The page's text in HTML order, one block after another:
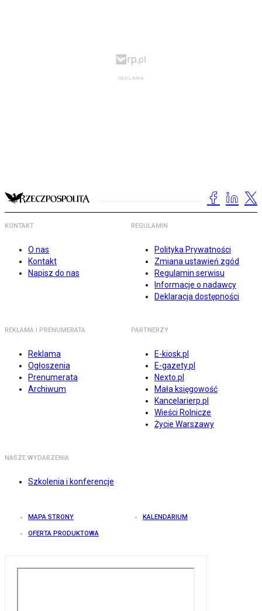
KONTAKT
O nas
Kontakt
Napisz do nas
REGULAMIN
Polityka Prywatności
Zmiana ustawień zgód
Regulamin serwisu
Informacje o nadawcy
Deklaracja dostępności
REKLAMA I PRENUMERATA
Reklama
Ogłoszenia
Prenumerata
Archiwum
PARTNERZY
E-kiosk.pl
E-gazety.pl
Nexto.pl
Mała księgowość
Kancelarierp.pl
Wieści Rolnicze
Życie Warszawy
NASZE WYDARZENIA
Szkolenia i konferencje
MAPA STRONY KALENDARIUM
OFERTA PRODUKTOWA